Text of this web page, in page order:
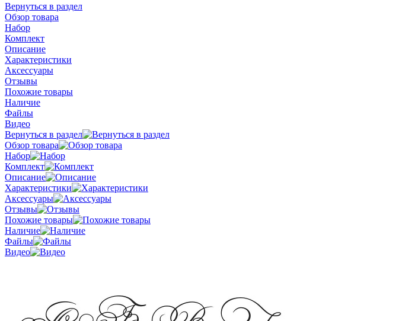
Вернуться в раздел
Обзор товара
Набор
Комплект
Описание
Характеристики
Аксессуары
Отзывы
Похожие товары
Наличие
Файлы
Видео
Вернуться в раздел
Обзор товара
Набор
Комплект
Описание
Характеристики
Аксессуары
Отзывы
Похожие товары
Наличие
Файлы
Видео